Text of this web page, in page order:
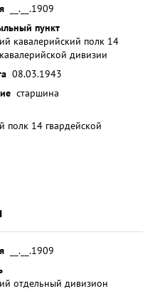
__.__.1909
пункт
кавалерийский полк 14
дивизии
08.03.1943
старшина
полк 14 гвардейской
__.__.1909
отдельный дивизион